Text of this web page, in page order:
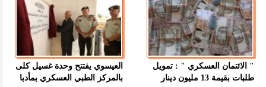
" الائتمان العسكري " : تمويل
طلبات بقيمة 13 مليون دينار
العيسوي يفتتح وحدة غسيل كلى
بالمركز الطبي العسكري بمأدبا